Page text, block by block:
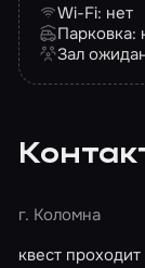
Wi-Fi: нет
Парковка:
Зал
г. Коломна
квест